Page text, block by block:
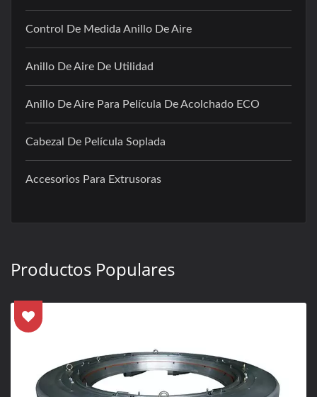
Control De Medida Anillo De Aire
Anillo De Aire De Utilidad
Anillo De Aire Para Película De Acolchado ECO
Cabezal De Película Soplada
Accesorios Para Extrusoras
Productos Populares